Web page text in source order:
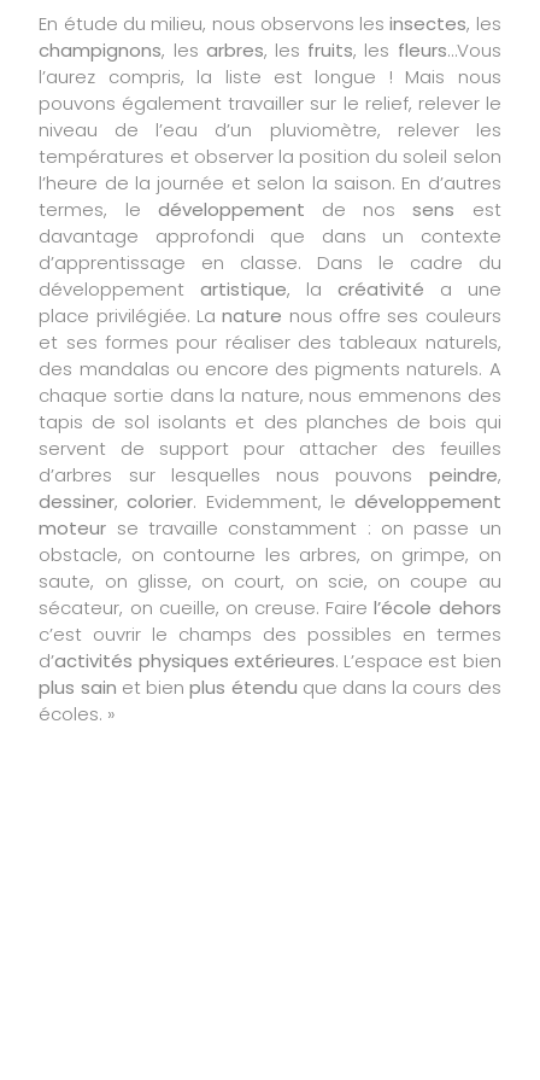
En étude du milieu, nous observons lesinsectes, les
champignons, les arbres, les fruits, les fleurs…Vous
l’aurez compris, la liste est longue ! Mais nous
pouvons également travailler sur le relief, relever le
niveau de l’eau d’un pluviomètre, relever les
températures et observer la position du soleil selon
l’heure de la journée et selon la saison. En d’autres
termes, le développement de nossens est
davantage approfondi que dans un contexte
d’apprentissage en classe. Dans le cadre du
développementartistique, la créativité a une
place privilégiée. Lanature nous offre ses couleurs
et ses formes pour réaliser des tableaux naturels,
des mandalas ou encore des pigments naturels. A
chaque sortie dans la nature, nous emmenons des
tapis de sol isolants et des planches de bois qui
servent de support pour attacher des feuilles
d’arbres sur lesquelles nous pouvons peindre,
dessiner,colorier. Evidemment, le développement
moteur se travaille constamment : on passe un
obstacle, on contourne les arbres, on grimpe, on
saute, on glisse, on court, on scie, on coupe au
sécateur, on cueille, on creuse. Fairel’école dehors
c’est ouvrir le champs des possibles en termes
d’activités physiques extérieures. L’espace est bien
plus sain et bienplus étendu que dans la cours des
écoles. »